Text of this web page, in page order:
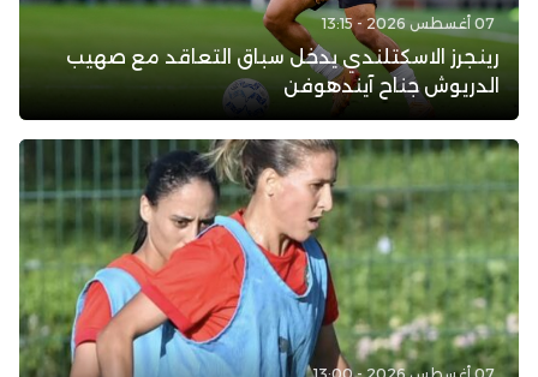
07 أغسطس 2026 - 13:15
رينجرز الاسكتلندي يدخل سباق التعاقد مع صهيب
الدريوش جناح آيندهوفن